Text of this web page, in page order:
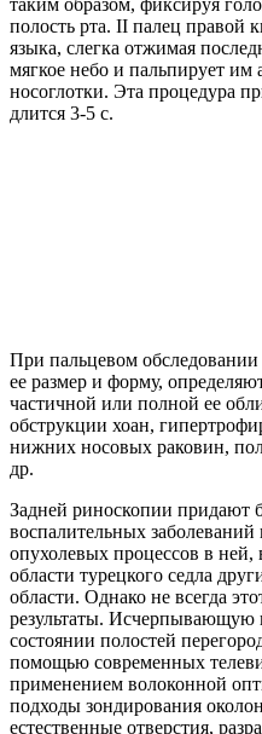
полость рта. II палец правой
языка, слегка отжимая
мягкое небо и пальпирует им
носоглотки. Эта процедура
длится 3-5 с.
При пальцевом
ее размер и форму,
частичной или полной ее
обструкции хоан,
нижних носовых раковин,
др.
Задней риноскопии придают
воспалительных
опухолевых процессов в ней,
области турецкого седла
области. Однако не всегда
результаты.
состоянии полостей
помощью современных
применением волоконной
подходы зондирования
естественные отверстия,